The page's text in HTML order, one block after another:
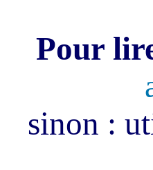
Pour
sinon :